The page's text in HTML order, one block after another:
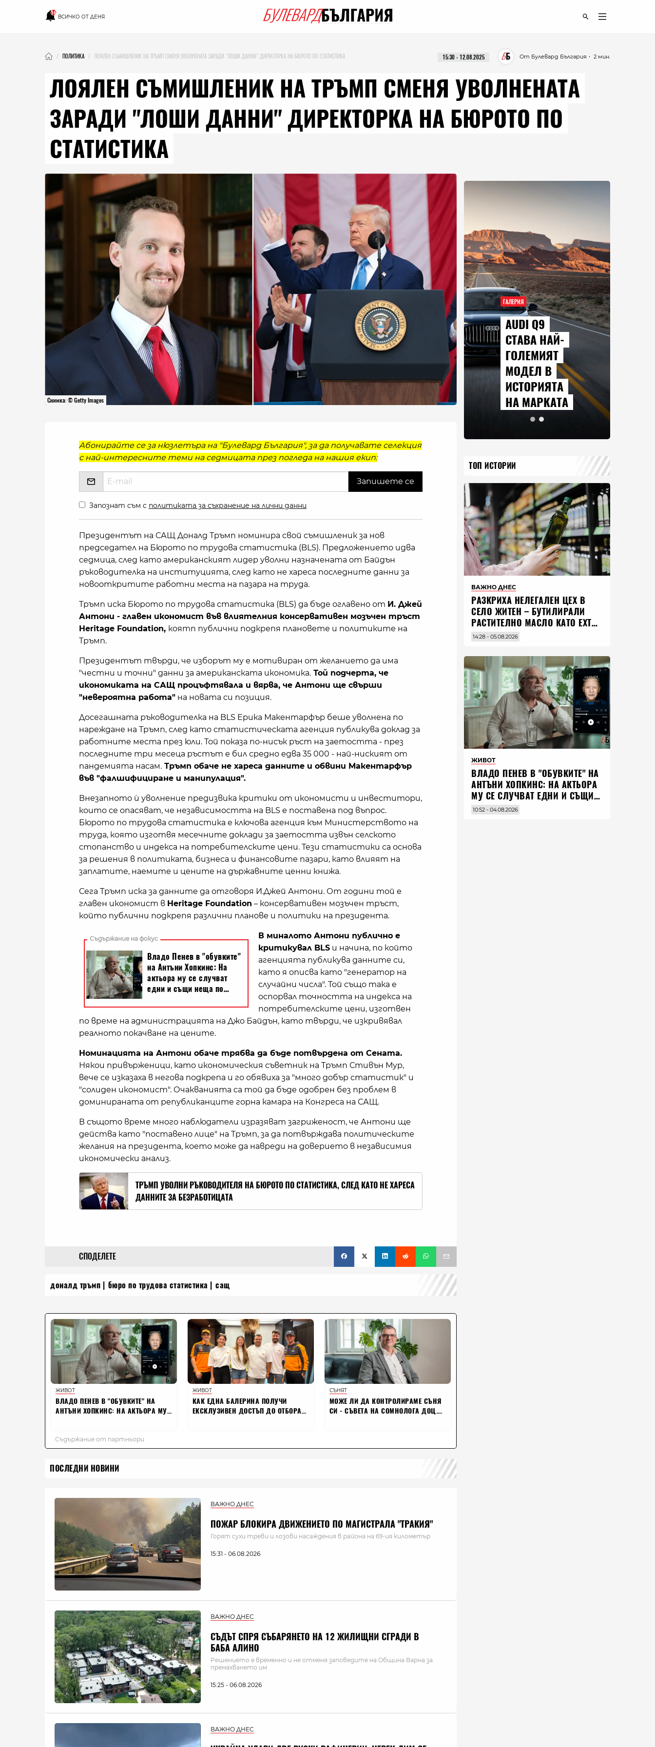
16
ВСИЧКО ОТ ДЕНЯ
ПОЛИТИКА ЛОЯЛЕН СЪМИШЛЕНИК НА ТРЪМП СМЕНЯ УВОЛНЕНАТА ЗАРАДИ "ЛОШИ ДАННИ" ДИРЕКТОРКА НА БЮРОТО ПО СТАТИСТИКА ・ 2 мин.
От Булевард България
15:30 - 12.08.2025
ЛОЯЛЕН СЪМИШЛЕНИК НА ТРЪМП СМЕНЯ УВОЛНЕНАТА
ЗАРАДИ "ЛОШИ ДАННИ" ДИРЕКТОРКА НА БЮРОТО ПО
СТАТИСТИКА
Снимка: © Getty Images
Абонирайте се за нюзлетъра на "Булевард България", за да получавате селекция
с най-интересните теми на седмицата през погледа на нашия екип:
Запознат съм с политиката за съхранение на лични данни
Президентът на САЩ Доналд Тръмп номинира свой съмишленик за нов
председател на Бюрото по трудова статистика (BLS). Предложението идва
седмица, след като американският лидер уволни назначената от Байдън
ръководителка на институцията, след като не хареса последните данни за
новооткритите работни места на пазара на труда.
Тръмп иска Бюрото по трудова статистика (BLS) да бъде оглавено от И. Джей
Антони - главен икономист във влиятелния консервативен мозъчен тръст
Heritage Foundation, коятп публични подкрепя плановете и политиките на
Тръмп.
Президентът твърди, че изборът му е мотивиран от желанието да има
"честни и точни" данни за американската икономика. Той подчерта, че
икономиката на САЩ процъфтявала и вярва, че Антони ще свърши
"невероятна работа" на новата си позиция.
Досегашната ръководителка на BLS Ерика Макентарфър беше уволнена по
нареждане на Тръмп, след като статистическата агенция публикува доклад за
работните места през юли. Той показа по-нисък ръст на заетостта - през
последните три месеца ръстът е бил средно едва 35 000 - най-ниският от
пандемията насам. Тръмп обаче не хареса данните и обвини Макентарфър
във "фалшифициране и манипулация".
Внезапното ѝ уволнение предизвика критики от икономисти и инвеститори,
които се опасяват, че независимостта на BLS е поставена под въпрос.
Бюрото по трудова статистика е ключова агенция към Министерството на
труда, която изготвя месечните доклади за заетостта извън селското
стопанство и индекса на потребителските цени. Тези статистики са основа
за решения в политиката, бизнеса и финансовите пазари, като влияят на
заплатите, наемите и цените на държавните ценни книжа.
Сега Тръмп иска за данните да отговоря И.Джей Антони. От години той е
главен икономист в Heritage Foundation – консервативен мозъчен тръст,
който публични подкрепя различни планове и политики на президента.
В миналото Антони публично е
критикувал BLS и начина, по който
агенцията публикува данните си,
като я описва като "генератор на
случайни числа". Той също така е
оспорвал точността на индекса на
потребителските цени, изготвен
по време на администрацията на Джо Байдън, като твърди, че изкривявал
реалното покачване на цените.
Номинацията на Антони обаче трябва да бъде потвърдена от Сената.
Някои привърженици, като икономическия съветник на Тръмп Стивън Мур,
вече се изказаха в негова подкрепа и го обявиха за "много добър статистик" и
"солиден икономист". Очакванията са той да бъде одобрен без проблем в
доминираната от републиканците горна камара на Конгреса на САЩ.
В същото време много наблюдатели изразяват загриженост, че Антони ще
действа като "поставено лице" на Тръмп, за да потвърждава политическите
желания на президента, което може да навреди на доверието в независимия
икономически анализ.
ТРЪМП УВОЛНИ РЪКОВОДИТЕЛЯ НА БЮРОТО ПО СТАТИСТИКА, СЛЕД КАТО НЕ ХАРЕСА
ДАННИТЕ ЗА БЕЗРАБОТИЦАТА
СПОДЕЛЕТЕ
доналд тръмп бюро по трудова статистика сащ
ПОСЛЕДНИ НОВИНИ
ВАЖНО ДНЕС
ПОЖАР БЛОКИРА ДВИЖЕНИЕТО ПО МАГИСТРАЛА "ТРАКИЯ"
Горят сухи треви и лозови насаждения в района на 69-ия километър
15:31 - 06.08.2026
ВАЖНО ДНЕС
СЪДЪТ СПРЯ СЪБАРЯНЕТО НА 12 ЖИЛИЩНИ СГРАДИ В
БАБА АЛИНО
Решението е временно и не отменя заповедите на Община Варна за
премахването им
15:25 - 06.08.2026
ВАЖНО ДНЕС
ГАЛЕРИЯ
AUDI Q9
СТАВА НАЙ-
ГОЛЕМИЯТ
МОДЕЛ В
ИСТОРИЯТА
НА МАРКАТА
ТОП ИСТОРИИ
ВАЖНО ДНЕС
РАЗКРИХА НЕЛЕГАЛЕН ЦЕХ В
СЕЛО ЖИТЕН – БУТИЛИРАЛИ
РАСТИТЕЛНО МАСЛО КАТО EXTRA
VIRGIN ЗЕХТИН
14:28 - 05.08.2026
ЖИВОТ
ВЛАДO ПЕНЕВ В "ОБУВКИТЕ" НА
АНТЪНИ ХОПКИНС: НА АКТЬОРА
МУ СЕ СЛУЧВАТ ЕДНИ И СЪЩИ
НЕЩА ПО ЦЕЛИЯ СВЯТ
10:52 - 04.08.2026